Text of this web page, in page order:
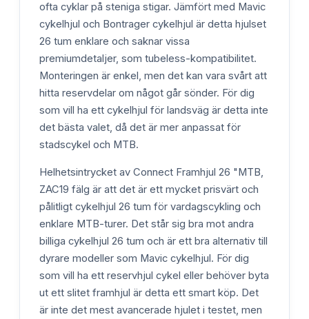
ofta cyklar på steniga stigar. Jämfört med Mavic
cykelhjul och Bontrager cykelhjul är detta hjulset
26 tum enklare och saknar vissa
premiumdetaljer, som tubeless-kompatibilitet.
Monteringen är enkel, men det kan vara svårt att
hitta reservdelar om något går sönder. För dig
som vill ha ett cykelhjul för landsväg är detta inte
det bästa valet, då det är mer anpassat för
stadscykel och MTB.
Helhetsintrycket av Connect Framhjul 26 "MTB,
ZAC19 fälg är att det är ett mycket prisvärt och
pålitligt cykelhjul 26 tum för vardagscykling och
enklare MTB-turer. Det står sig bra mot andra
billiga cykelhjul 26 tum och är ett bra alternativ till
dyrare modeller som Mavic cykelhjul. För dig
som vill ha ett reservhjul cykel eller behöver byta
ut ett slitet framhjul är detta ett smart köp. Det
är inte det mest avancerade hjulet i testet, men